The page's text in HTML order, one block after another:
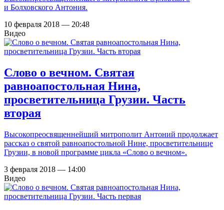
и Болховского Антония.
10 февраля 2018 — 20:48
Видео
Слово о вечном. Святая
равноапостольная Нина,
просветительница Грузии. Часть
вторая
Высокопреосвященнейший митрополит Антоний продолжает
рассказ о святой равноапостольной Нине, просветительнице
Грузии, в новой программе цикла «Слово о вечном».
3 февраля 2018 — 14:00
Видео